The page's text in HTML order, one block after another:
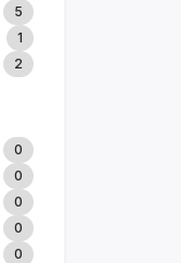
5
1
2
20
17
6
0
4
0
0
0
0
0